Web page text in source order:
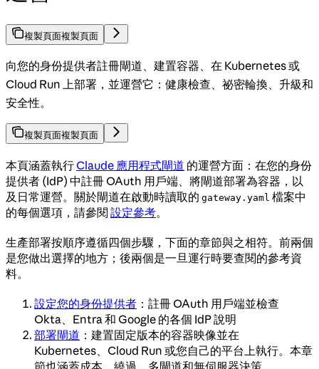
複製頁面複製頁面
向您的身份提供者註冊閘道、建置容器、在 Kubernetes 或
Cloud Run 上部署，並運營它：健康檢查、祕密輪換、升級和
安全性。
複製頁面複製頁面
本頁涵蓋執行Claude 應用程式閘道 的運營方面：在您的身份
提供者 (IdP) 中註冊 OAuth 用戶端、將閘道部署為容器，以
及日常運營。關於閘道在啟動時讀取的 gateway.yaml 檔案中
的每個選項，請參閱 設定參考。
生產部署按順序遵循四個步驟，下面的章節與之相符。前兩個
是您做出選擇的地方；後兩個是一旦運行時要查閱的參考資
料。
設定您的身份提供者 ：註冊 OAuth 用戶端並檢查
Okta、Entra 和 Google 的各個 IdP 說明
部署閘道 ：建置固定版本的容器映像並在
Kubernetes、Cloud Run 或您自己的平台上執行。本章
節也涵蓋成本、繞過、多閘道和無伺服器決策